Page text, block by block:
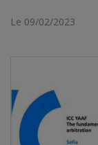
Le 09/02/2023